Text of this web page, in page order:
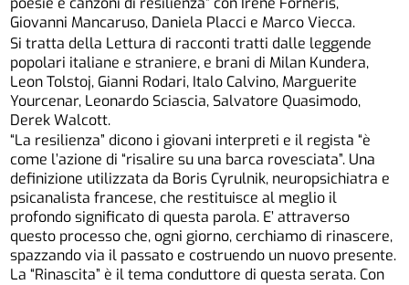
Giovanni Mancaruso, Daniela Placci e Marco Viecca.
Si tratta della Lettura di racconti tratti dalle leggende
popolari italiane e straniere, e brani di Milan Kundera,
Leon Tolstoj, Gianni Rodari, Italo Calvino, Marguerite
Yourcenar, Leonardo Sciascia, Salvatore Quasimodo,
Derek Walcott.
“La resilienza” dicono i giovani interpreti e il regista “è
come l’azione di “risalire su una barca rovesciata”. Una
definizione utilizzata da Boris Cyrulnik, neuropsichiatra e
psicanalista francese, che restituisce al meglio il
profondo significato di questa parola. E’ attraverso
questo processo che, ogni giorno, cerchiamo di rinascere,
spazzando via il passato e costruendo un nuovo presente.
La “Rinascita” è il tema conduttore di questa serata. Con